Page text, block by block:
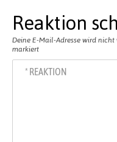
Reaktion
Deine E-Mail-Adresse wird
markiert